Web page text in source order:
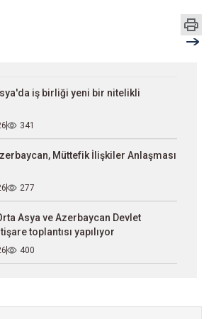
iş birliği yeni bir nitelikli
341
Müttefik İlişkiler Anlaşması
277
Asya ve Azerbaycan Devlet
toplantısı yapılıyor
400